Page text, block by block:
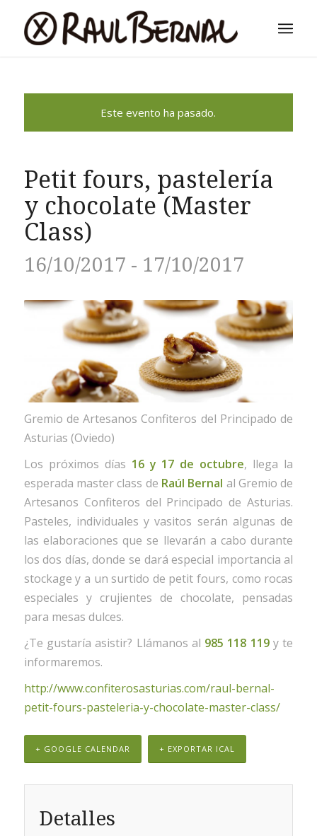
Este evento ha pasado.
Petit fours, pastelería
y chocolate (Master
Class)
16/10/2017 - 17/10/2017
Gremio de Artesanos Confiteros del Principado de
Asturias (Oviedo)
Los próximos días 16 y 17 de octubre, llega la
esperada master class de Raúl Bernal al Gremio de
Artesanos Confiteros del Principado de Asturias.
Pasteles, individuales y vasitos serán algunas de
las elaboraciones que se llevarán a cabo durante
los dos días, donde se dará especial importancia al
stockage y a un surtido de petit fours, como rocas
especiales y crujientes de chocolate, pensadas
para mesas dulces.
¿Te gustaría asistir? Llámanos al 985 118 119y te
informaremos.
http://www.confiterosasturias.com/raul-bernal-
petit-fours-pasteleria-y-chocolate-master-class/
+ GOOGLE CALENDAR + EXPORTAR ICAL
Detalles